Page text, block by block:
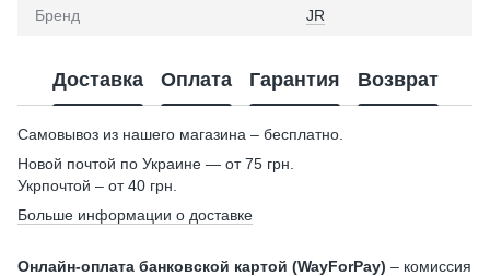
Бренд JR
Доставка Оплата Гарантия Возврат
Самовывоз из нашего магазина – бесплатно.
Новой почтой по Украине — от 75 грн.
Укрпочтой – от 40 грн.
Больше информации о доставке
Онлайн-оплата банковской картой (WayForPay) – комиссия